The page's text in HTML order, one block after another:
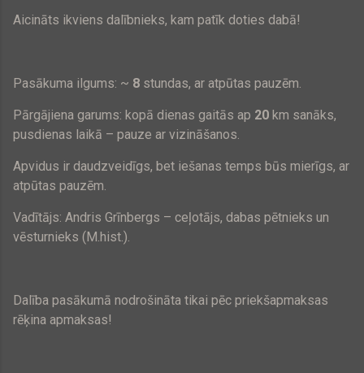
Aicināts ikviens dalībnieks, kam patīk doties dabā!
Pasākuma ilgums: ~ 8 stundas, ar atpūtas pauzēm.
Pārgājiena garums: kopā dienas gaitās ap 20 km sanāks,
pusdienas laikā – pauze ar vizināšanos.
Apvidus ir daudzveidīgs, bet iešanas temps būs mierīgs, ar
atpūtas pauzēm.
Vadītājs: Andris Grīnbergs – ceļotājs, dabas pētnieks un
vēsturnieks (M.hist.).
Dalība pasākumā nodrošināta tikai pēc priekšapmaksas
rēķina apmaksas!